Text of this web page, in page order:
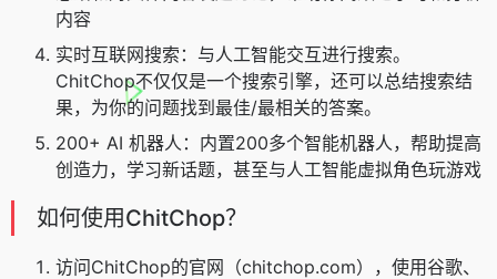
内容
实时互联网搜索：与人工智能交互进行搜索。
ChitChop不仅仅是一个搜索引擎，还可以总结搜索结
果，为你的问题找到最佳/最相关的答案。
200+ AI 机器人：内置200多个智能机器人，帮助提高
创造力，学习新话题，甚至与人工智能虚拟角色玩游戏
如何使用ChitChop？
访问ChitChop的官网（chitchop.com），使用谷歌、